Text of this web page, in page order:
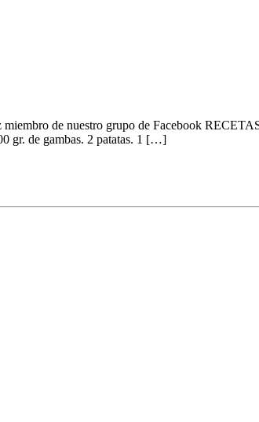
de nuestro grupo de Facebook
gr. de gambas. 2 patatas. 1 […]